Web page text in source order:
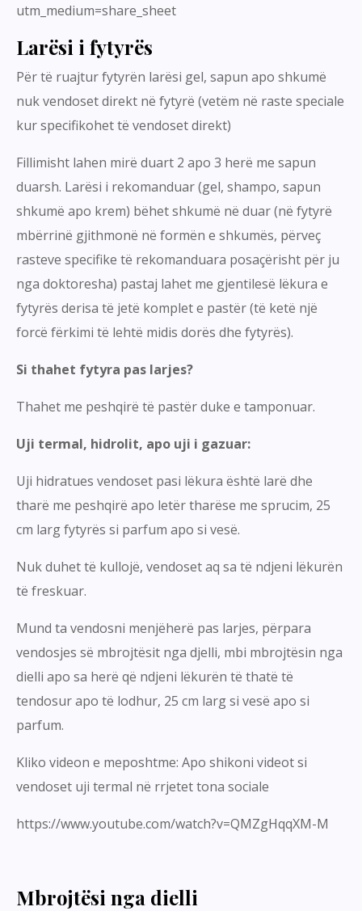
utm_medium=share_sheet
Larësi i fytyrës
Për të ruajtur fytyrën larësi gel, sapun apo shkumë
nuk vendoset direkt në fytyrë (vetëm në raste speciale
kur specifikohet të vendoset direkt)
Fillimisht lahen mirë duart 2 apo 3 herë me sapun
duarsh. Larësi i rekomanduar (gel, shampo, sapun
shkumë apo krem) bëhet shkumë në duar (në fytyrë
mbërrinë gjithmonë në formën e shkumës, përveç
rasteve specifike të rekomanduara posaçërisht për ju
nga doktoresha) pastaj lahet me gjentilesë lëkura e
fytyrës derisa të jetë komplet e pastër (të ketë një
forcë fërkimi të lehtë midis dorës dhe fytyrës).
Si thahet fytyra pas larjes?
Thahet me peshqirë të pastër duke e tamponuar.
Uji termal, hidrolit, apo uji i gazuar:
Uji hidratues vendoset pasi lëkura është larë dhe
tharë me peshqirë apo letër tharëse me sprucim, 25
cm larg fytyrës si parfum apo si vesë.
Nuk duhet të kullojë, vendoset aq sa të ndjeni lëkurën
të freskuar.
Mund ta vendosni menjëherë pas larjes, përpara
vendosjes së mbrojtësit nga djelli, mbi mbrojtësin nga
dielli apo sa herë që ndjeni lëkurën të thatë të
tendosur apo të lodhur, 25 cm larg si vesë apo si
parfum.
Kliko videon e meposhtme: Apo shikoni videot si
vendoset uji termal në rrjetet tona sociale
https://www.youtube.com/watch?v=QMZgHqqXM-M
Mbrojtësi nga dielli